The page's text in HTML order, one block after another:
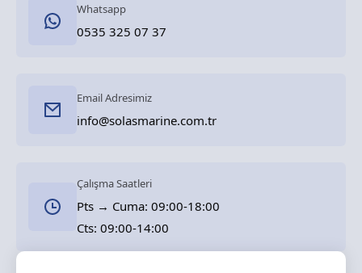
Whatsapp
0535 325 07 37
Email Adresimiz
info@solasmarine.com.tr
Çalışma Saatleri
Pts → Cuma: 09:00-18:00
Cts: 09:00-14:00